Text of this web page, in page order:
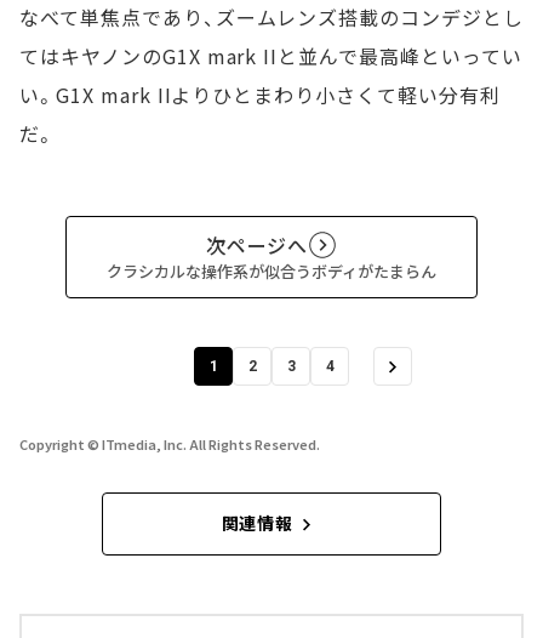
なべて単焦点であり、ズームレンズ搭載のコンデジとし
てはキヤノンのG1X mark IIと並んで最高峰といってい
い。G1X mark IIよりひとまわり小さくて軽い分有利
だ。
次ページへ
クラシカルな操作系が似合うボディがたまらん
1 2 3 4
Copyright © ITmedia, Inc. All Rights Reserved.
関連情報